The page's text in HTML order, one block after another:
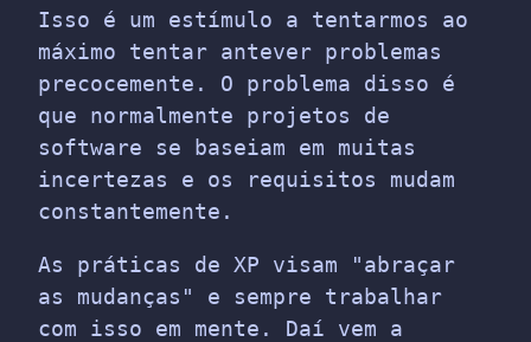
Isso é um estímulo a tentarmos ao
máximo tentar antever problemas
precocemente. O problema disso é
que normalmente projetos de
software se baseiam em muitas
incertezas e os requisitos mudam
constantemente.
As práticas de XP visam "abraçar
as mudanças" e sempre trabalhar
com isso em mente. Daí vem a